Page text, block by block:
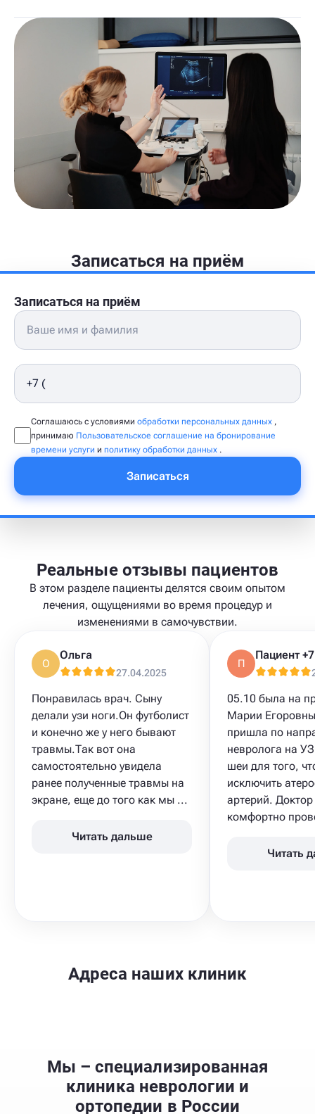
Записаться на приём
Записаться на приём
Соглашаюсь с условиями обработки персональных данных ,
принимаю Пользовательское соглашение на бронирование
времени услуги и политику обработки данных .
Записаться
Реальные отзывы пациентов
В этом разделе пациенты делятся своим опытом
лечения, ощущениями во время процедур и
изменениями в самочувствии.
О
Ольга
27.04.2025
Понравилась врач. Сыну
делали узи ноги.Он футболист
и конечно же у него бывают
травмы.Так вот она
самостоятельно увидела
ранее полученные травмы на
экране, еще до того как мы ...
Читать дальше
П
05.10 была на
Марии
пришла по
невролога на
шеи для того,
исключить
артерий.
комфортно
Читать
Адреса наших клиник
Мы – специализированная
клиника неврологии и
ортопедии в России